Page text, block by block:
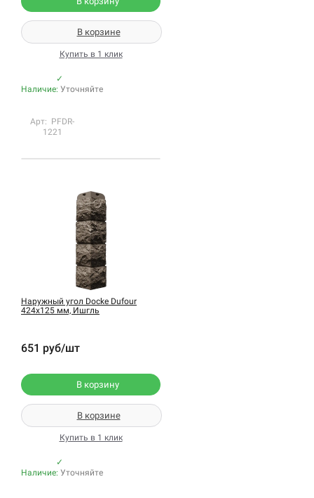
В корзине
Купить в 1 клик
✓
Наличие: Уточняйте
Арт: PFDR-
1221
Наружный угол Docke Dufour
424х125 мм, Ишгль
651 руб/шт
В корзину
В корзине
Купить в 1 клик
✓
Наличие: Уточняйте